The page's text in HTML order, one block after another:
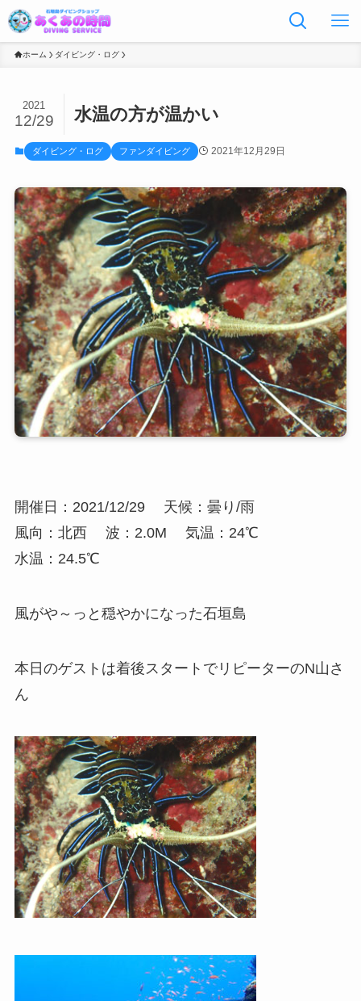
ホーム ダイビング・ログ
水温の方が温かい
2021
12/29
ダイビング・ログ ファンダイビング 2021年12月29日
開催日：2021/12/29
天候：曇り/雨
風向：北西
波：2.0M
気温：24℃
水温：24.5℃
風がや～っと穏やかになった石垣島
本日のゲストは着後スタートでリピーターのN山さ
ん